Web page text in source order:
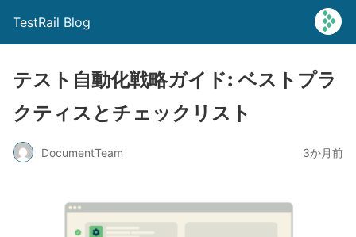
TestRail Blog
テスト自動化戦略ガイド: ベストプラ
クティスとチェックリスト
DocumentTeam 3か月前